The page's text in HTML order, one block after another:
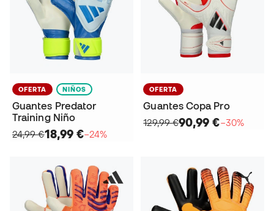
OFERTA NIÑOS
Guantes Predator
Training Niño
24,99 €18,99 €−24%
OFERTA
Guantes Copa Pro
129,99 €90,99 €−30%